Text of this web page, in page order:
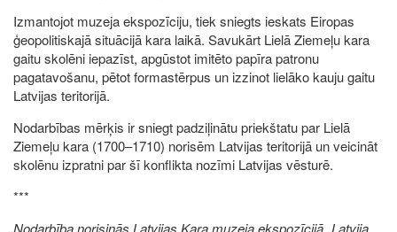
Izmantojot muzeja ekspozīciju, tiek sniegts ieskats Eiropas
ģeopolitiskajā situācijā kara laikā. Savukārt Lielā Ziemeļu kara
gaitu skolēni iepazīst, apgūstot imitēto papīra patronu
pagatavošanu, pētot formastērpus un izzinot lielāko kauju gaitu
Latvijas teritorijā.
Nodarbības mērķis ir sniegt padziļinātu priekštatu par Lielā
Ziemeļu kara (1700–1710) norisēm Latvijas teritorijā un veicināt
skolēnu izpratni par šī konflikta nozīmi Latvijas vēsturē.
***